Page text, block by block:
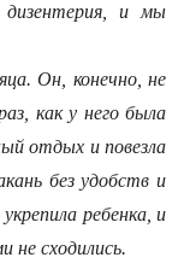
и мы
Он, конечно, не
как у него была
отдых и повезла
без удобств и
ребенка, и
не сходились.